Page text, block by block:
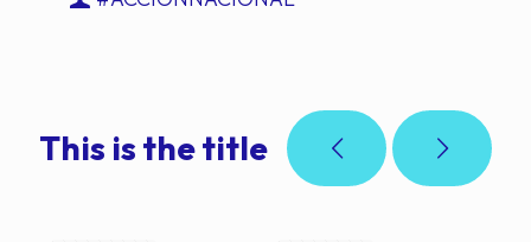
This is the title